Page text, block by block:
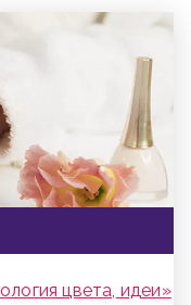
цвета, идеи»